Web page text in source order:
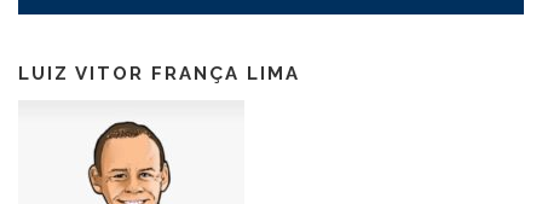
LUIZ VITOR FRANÇA LIMA